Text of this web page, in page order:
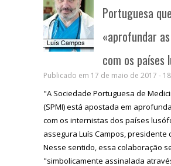
Portuguesa
«aprofundar
com os países
Publicado em 17 de maio de 2017 -
"A Sociedade Portuguesa de
(SPMI) está apostada em
com os internistas dos países
assegura Luís Campos, presidente
Nesse sentido, essa colaboração
"simbolicamente assinalada